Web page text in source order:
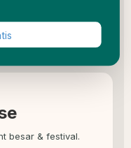
besar & festival.